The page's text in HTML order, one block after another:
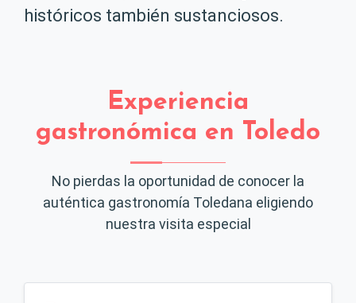
históricos también sustanciosos.
Experiencia
gastronómica en Toledo
No pierdas la oportunidad de conocer la
auténtica gastronomía Toledana eligiendo
nuestra visita especial